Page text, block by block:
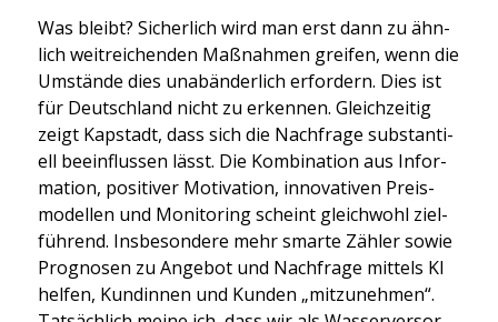
Was bleibt? Sicher­lich wird man erst dann zu ähn­
lich weit­rei­chen­den Maß­nah­men grei­fen, wenn die
Umstän­de dies unab­än­der­lich erfor­dern. Dies ist
für Deutsch­land nicht zu erken­nen. Gleich­zei­tig
zeigt Kap­stadt, dass sich die Nach­fra­ge sub­stan­ti­
ell beein­flus­sen lässt. Die Kom­bi­na­ti­on aus Infor­
ma­ti­on, posi­ti­ver Moti­va­ti­on, inno­va­ti­ven Preis­
mo­del­len und Moni­to­ring scheint gleich­wohl ziel­
füh­rend. Ins­be­son­de­re mehr smar­te Zäh­ler sowie
Pro­gno­sen zu Ange­bot und Nach­fra­ge mit­tels KI
hel­fen, Kun­din­nen und Kun­den „mit­zu­neh­men“.